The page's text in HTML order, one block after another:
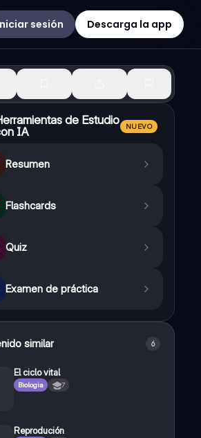
sesión Descarga la app
de Estudio
IA
NUEVO
Resumen
Flashcards
Quiz
Examen de práctica
similar 6
El ciclo vital
Biologia 7
Reprodución